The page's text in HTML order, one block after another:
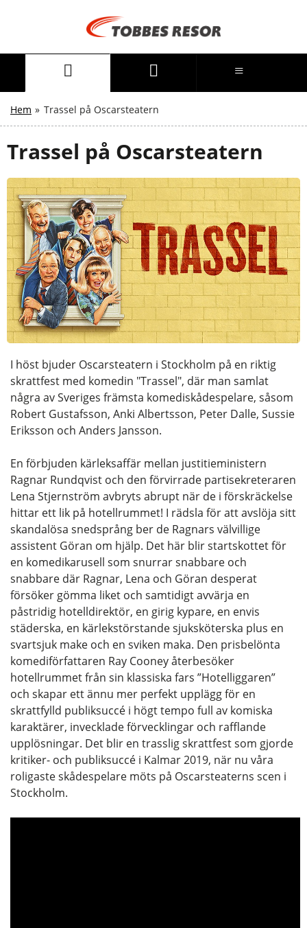
Hem » Trassel på Oscarsteatern
Trassel på Oscarsteatern
I höst bjuder Oscarsteatern i Stockholm på en riktig
skrattfest med komedin "Trassel", där man samlat
några av Sveriges främsta komediskådespelare, såsom
Robert Gustafsson, Anki Albertsson, Peter Dalle, Sussie
Eriksson och Anders Jansson.
En förbjuden kärleksaffär mellan justitieministern
Ragnar Rundqvist och den förvirrade partisekreteraren
Lena Stjernström avbryts abrupt när de i förskräckelse
hittar ett lik på hotellrummet! I rädsla för att avslöja sitt
skandalösa snedsprång ber de Ragnars välvillige
assistent Göran om hjälp. Det här blir startskottet för
en komedikarusell som snurrar snabbare och
snabbare där Ragnar, Lena och Göran desperat
försöker gömma liket och samtidigt avvärja en
påstridig hotelldirektör, en girig kypare, en envis
städerska, en kärlekstörstande sjuksköterska plus en
svartsjuk make och en sviken maka. Den prisbelönta
komediförfattaren Ray Cooney återbesöker
hotellrummet från sin klassiska fars ”Hotelliggaren”
och skapar ett ännu mer perfekt upplägg för en
skrattfylld publiksuccé i högt tempo full av komiska
karaktärer, invecklade förvecklingar och rafflande
upplösningar. Det blir en trasslig skrattfest som gjorde
kritiker- och publiksuccé i Kalmar 2019, när nu våra
roligaste skådespelare möts på Oscarsteaterns scen i
Stockholm.